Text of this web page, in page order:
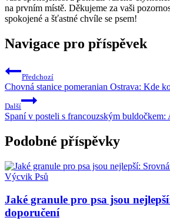
na prvním místě. Děkujeme za vaši
spokojené a šťastné chvíle se psem!
Navigace pro příspěvek
Předchozí
Chovná stanice pomeranian Ostrava: Kde
Další
Spaní v posteli s francouzským buldočkem:
Podobné příspěvky
Výcvik Psů
Jaké granule pro psa jsou
doporučení